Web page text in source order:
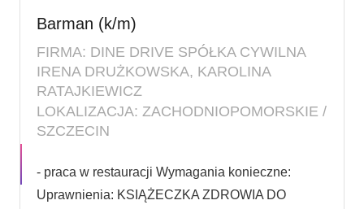
Barman (k/m)
FIRMA: DINE DRIVE SPÓŁKA CYWILNA
IRENA DRUŻKOWSKA, KAROLINA
RATAJKIEWICZ
LOKALIZACJA: ZACHODNIOPOMORSKIE /
SZCZECIN
- praca w restauracji Wymagania konieczne:
Uprawnienia: KSIĄŻECZKA ZDROWIA DO